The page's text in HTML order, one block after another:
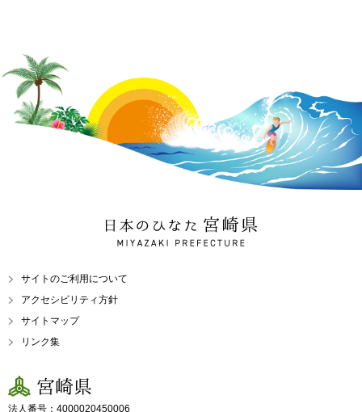
日本のひなた 宮崎県
MIYAZAKI PREFECTURE
サイトのご利用について
アクセシビリティ方針
サイトマップ
リンク集
宮崎県
法人番号：4000020450006